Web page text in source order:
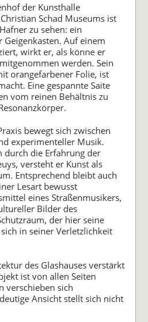
der Kunsthalle
Schad Museums ist
zu sehen: ein
Auf einem
wirkt er, als könne er
werden. Sein
orangefarbener Folie, ist
Eine gespannte Saite
vom reinen Behältnis zu
bewegt sich zwischen
experimenteller Musik.
durch die Erfahrung der
versteht er Kunst als
Entsprechend bleibt auch
Lesart bewusst
eines Straßenmusikers,
Bilder des
der hier seine
in seiner Verletzlichkeit
des Glashauses verstärkt
ist von allen Seiten
verschieben sich
Ansicht stellt sich nicht